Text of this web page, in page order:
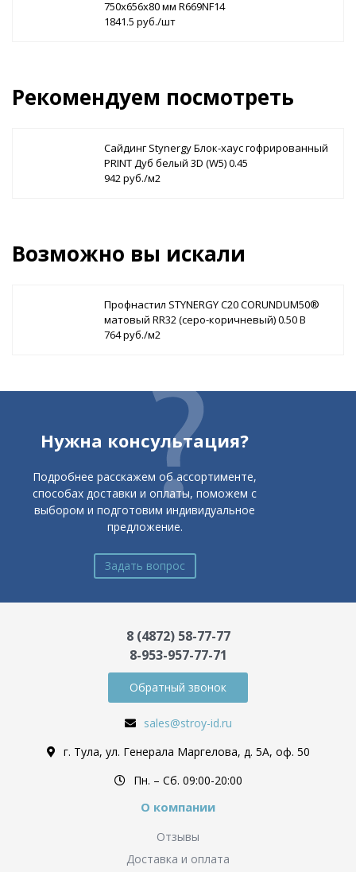
750х656х80 мм R669NF14
1841.5 руб./шт
Рекомендуем посмотреть
Сайдинг Stynergy Блок-хаус гофрированный
PRINT Дуб белый 3D (W5) 0.45
942 руб./м2
Возможно вы искали
Профнастил STYNERGY С20 CORUNDUM50®
матовый RR32 (серо-коричневый) 0.50 B
764 руб./м2
Нужна консультация?
Подробнее расскажем об ассортименте,
способах доставки и оплаты, поможем с
выбором и подготовим индивидуальное
предложение.
Задать вопрос
8 (4872) 58-77-77
8-953-957-77-71
Обратный звонок
sales@stroy-id.ru
г. Тула, ул. Генерала Маргелова, д. 5А, оф. 50
Пн. – Cб. 09:00-20:00
О компании
Отзывы
Доставка и оплата